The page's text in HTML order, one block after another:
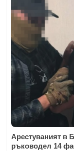
Арестуваният в
ръководел 14